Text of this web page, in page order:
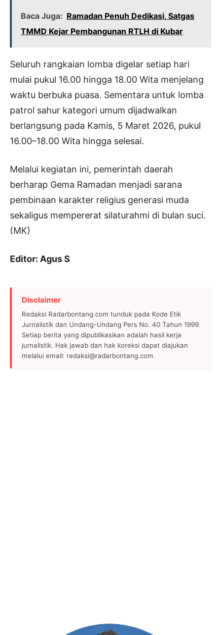
Baca Juga: Ramadan Penuh Dedikasi, Satgas
TMMD Kejar Pembangunan RTLH di Kubar
Seluruh rangkaian lomba digelar setiap hari
mulai pukul 16.00 hingga 18.00 Wita menjelang
waktu berbuka puasa. Sementara untuk lomba
patrol sahur kategori umum dijadwalkan
berlangsung pada Kamis, 5 Maret 2026, pukul
16.00–18.00 Wita hingga selesai.
Melalui kegiatan ini, pemerintah daerah
berharap Gema Ramadan menjadi sarana
pembinaan karakter religius generasi muda
sekaligus mempererat silaturahmi di bulan suci.
(MK)
Editor: Agus S
Disclaimer
Redaksi Radarbontang.com tunduk pada Kode Etik
Jurnalistik dan Undang-Undang Pers No. 40 Tahun 1999.
Setiap berita yang dipublikasikan adalah hasil kerja
jurnalistik. Hak jawab dan hak koreksi dapat diajukan
melalui email: redaksi@radarbontang.com.